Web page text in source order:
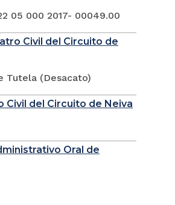
05 000 2017- 00049.00
Civil del Circuito de
Tutela (Desacato)
Civil del Circuito de Neiva
Oral de